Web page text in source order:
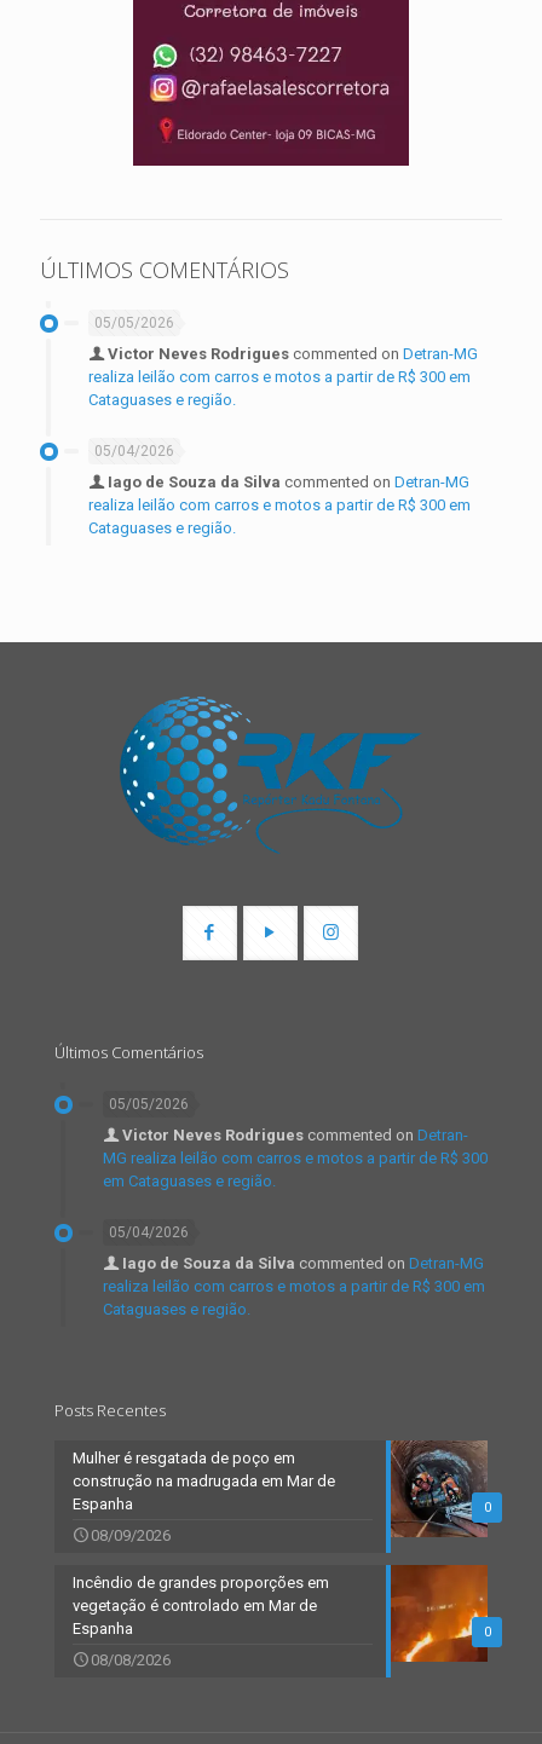
ÚLTIMOS COMENTÁRIOS
05/05/2026
Victor Neves Rodrigues commented on Detran-MG
realiza leilão com carros e motos a partir de R$ 300 em
Cataguases e região.
05/04/2026
Iago de Souza da Silva commented on Detran-MG
realiza leilão com carros e motos a partir de R$ 300 em
Cataguases e região.
Últimos Comentários
05/05/2026
Victor Neves Rodrigues commented on Detran-
MG realiza leilão com carros e motos a partir de R$ 300
em Cataguases e região.
05/04/2026
Iago de Souza da Silva commented on Detran-MG
realiza leilão com carros e motos a partir de R$ 300 em
Cataguases e região.
Posts Recentes
0
Mulher é resgatada de poço em
construção na madrugada em Mar de
Espanha
08/09/2026
0
Incêndio de grandes proporções em
vegetação é controlado em Mar de
Espanha
08/08/2026